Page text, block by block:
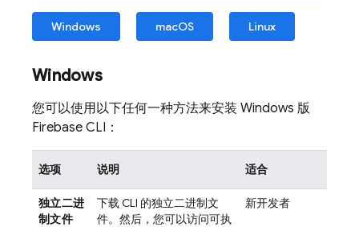
Windows macOS Linux
Windows
您可以使用以下任何一种方法来安装 Windows 版
Firebase CLI：
选项 说明 适合
独立二进
制文件
下载 CLI 的独立二进制文
件。然后，您可以访问可执
新开发者